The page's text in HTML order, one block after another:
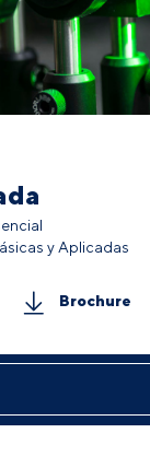
y Aplicadas
Brochure